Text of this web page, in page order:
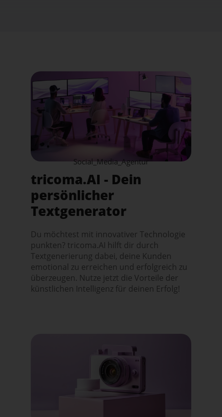
Social_Media_Agentur
tricoma.AI - Dein
persönlicher
Textgenerator
Du möchtest mit innovativer Technologie
punkten? tricoma.AI hilft dir durch
Textgenerierung dabei, deine Kunden
emotional zu erreichen und erfolgreich zu
überzeugen. Nutze jetzt die Vorteile der
künstlichen Intelligenz für deinen Erfolg!